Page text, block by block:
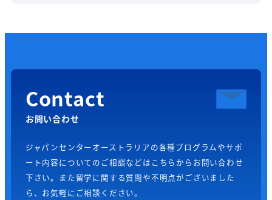
Contact
お問い合わせ
ジャパンセンターオーストラリアの各種プログラムやサポ
ート内容についてのご相談などはこちらからお問い合わせ
下さい。また留学に関する質問や不明点がございました
ら、お気軽にご相談ください。